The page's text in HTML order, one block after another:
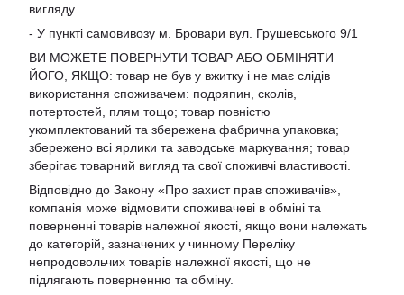
вигляду.
- У пункті самовивозу м. Бровари вул. Грушевського 9/1
ВИ МОЖЕТЕ ПОВЕРНУТИ ТОВАР АБО ОБМІНЯТИ
ЙОГО, ЯКЩО: товар не був у вжитку і не має слідів
використання споживачем: подряпин, сколів,
потертостей, плям тощо; товар повністю
укомплектований та збережена фабрична упаковка;
збережено всі ярлики та заводське маркування; товар
зберігає товарний вигляд та свої споживчі властивості.
Відповідно до Закону «Про захист прав споживачів»,
компанія може відмовити споживачеві в обміні та
поверненні товарів належної якості, якщо вони належать
до категорій, зазначених у чинному Переліку
непродовольчих товарів належної якості, що не
підлягають поверненню та обміну.